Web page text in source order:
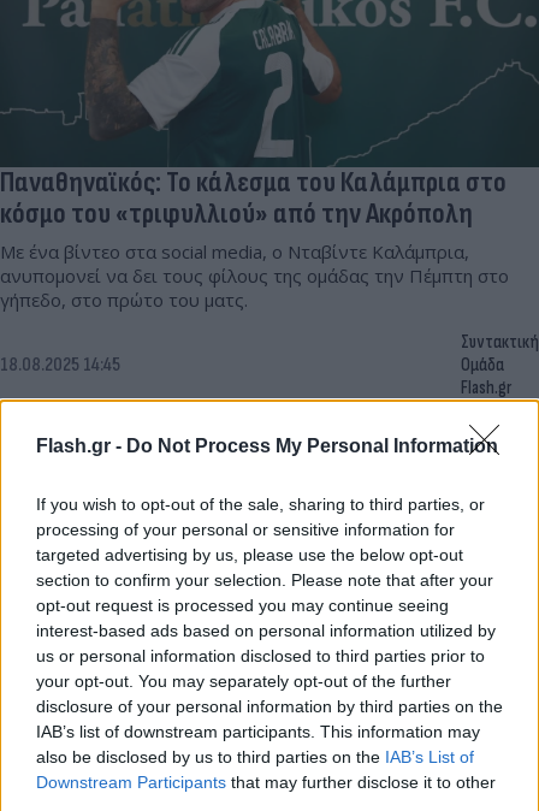
Flash.gr - Do Not Process My Personal Information
If you wish to opt-out of the sale, sharing to third parties, or
processing of your personal or sensitive information for
targeted advertising by us, please use the below opt-out
section to confirm your selection. Please note that after your
opt-out request is processed you may continue seeing
interest-based ads based on personal information utilized by
us or personal information disclosed to third parties prior to
your opt-out. You may separately opt-out of the further
disclosure of your personal information by third parties on the
IAB’s list of downstream participants. This information may
also be disclosed by us to third parties on the IAB’s List of
Downstream Participants that may further disclose it to other
Παναθηναϊκός: Το κάλεσμα του Καλάμπρια στο
κόσμο του «τριφυλλιού» από την Ακρόπολη
Με ένα βίντεο στα social media, ο Νταβίντε Καλάμπρια,
ανυπομονεί να δει τους φίλους της ομάδας την Πέμπτη στο
γήπεδο, στο πρώτο του ματς.
18.08.2025 14:45
Συντακτική
Ομάδα
Flash.gr
Παναθηναϊκός: Επίσημη η «βόμβα» Καλάμπρια - Η
διάρκεια του συμβολαίου
Ο Παναθηναϊκός ανακοίνωσε την απόκτηση του Ντάβιντε